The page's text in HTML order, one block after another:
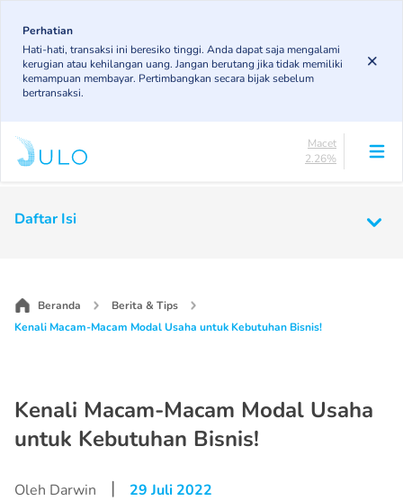
main
content
Perhatian
Hati-hati, transaksi ini beresiko tinggi. Anda dapat saja mengalami
kerugian atau kehilangan uang. Jangan berutang jika tidak memiliki
kemampuan membayar. Pertimbangkan secara bijak sebelum
bertransaksi.
Main
3.78%
KL
5.37%
Macet
2.26%
Macet
Daftar Isi
Beranda
Berita & Tips
Kenali Macam-Macam Modal Usaha untuk Kebutuhan Bisnis!
Kenali Macam-Macam Modal Usaha
untuk Kebutuhan Bisnis!
Oleh Darwin |
29 Juli 2022